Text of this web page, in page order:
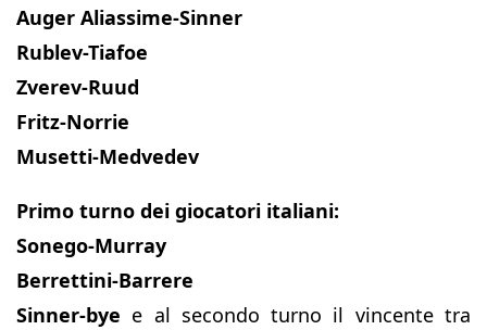
Auger Aliassime-Sinner
Rublev-Tiafoe
Zverev-Ruud
Fritz-Norrie
Musetti-Medvedev
Primo turno dei giocatori italiani:
Sonego-Murray
Berrettini-Barrere
Sinner-bye e al secondo turno il vincente tra